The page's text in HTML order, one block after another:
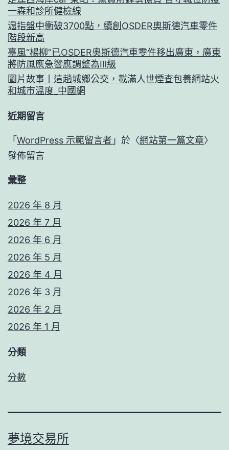
一森和診所健檢線
滬指盤中衝破3700點，續創OSDER奧斯德汽車零件
階段新高
臺風“楊柳”已OSDER奧斯德汽車零件移出廣東，廣東
將防風應急響應調整為Ⅲ級
圖片故事丨這趟城鄉公交，載滿人世煙查包養網站火
和城市溫度_中國網
近期留言
「 WordPress 示範留言者 」於〈網站第一篇文章〉
發佈留言
彙整
2026 年 8 月
2026 年 7 月
2026 年 6 月
2026 年 5 月
2026 年 4 月
2026 年 3 月
2026 年 2 月
2026 年 1 月
分類
分數
夢境交易所